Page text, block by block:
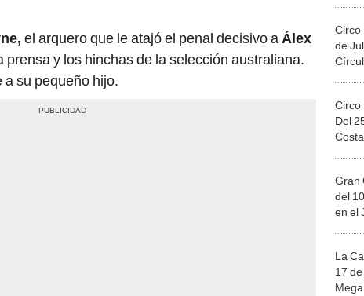
el arquero que le atajó el penal decisivo aÁlex
prensa y los hinchas de la selección australiana.
su pequeño hijo.
Circo
de
Circo
Del
Gran
del
en el
La
17